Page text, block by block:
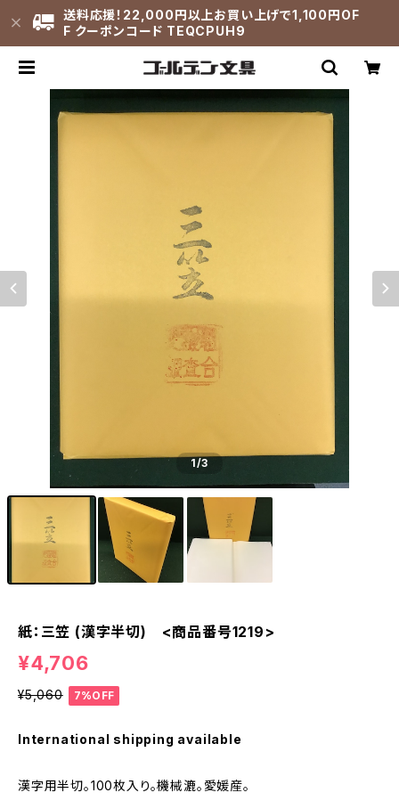
送料応援！22,000円以上お買い上げで1,100円OF
F クーポンコード TEQCPUH9
1/3
紙：三笠 (漢字半切) <商品番号1219>
¥4,706
¥5,060 7%OFF
International shipping available
漢字用半切。100枚入り。機械漉。愛媛産。